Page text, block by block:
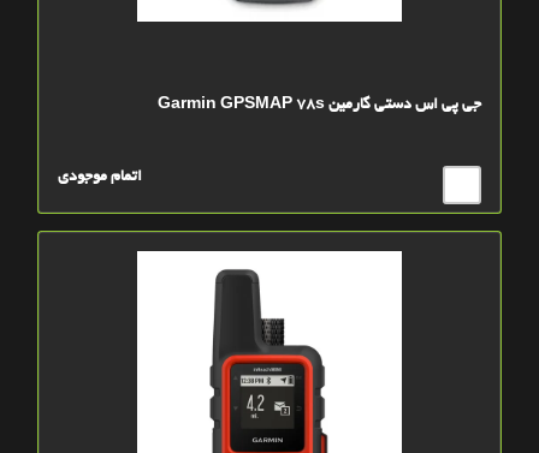
جی پی اس دستی گارمین Garmin GPSMAP 78s
اتمام موجودی